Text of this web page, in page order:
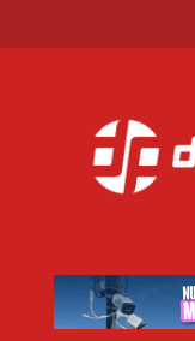
al